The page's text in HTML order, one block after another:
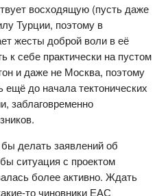
восходящую (пусть даже
Турции, поэтому в
жесты доброй воли в её
к себе практически на пустом
и даже не Москва, поэтому
ещё до начала тектонических
заблаговременно
делать заявлений об
ситуация с проектом
более активно. Ждать
то чиновники ЕАС